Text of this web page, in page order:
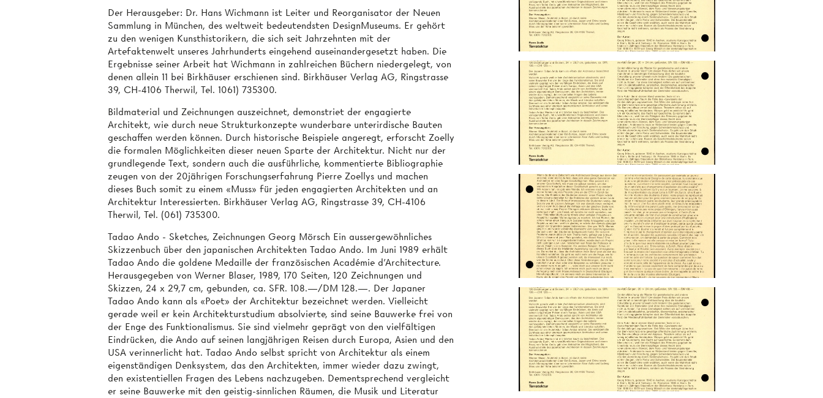
Der Herausgeber: Dr. Hans Wichmann ist Leiter und Reorganisator der Neuen
Sammlung in München, des weltweit bedeutendsten DesignMuseums. Er gehört
zu den wenigen Kunsthistorikern, die sich seit Jahrzehnten mit der
Artefaktenwelt unseres Jahrhunderts eingehend auseinandergesetzt haben. Die
Ergebnisse seiner Arbeit hat Wichmann in zahlreichen Büchern niedergelegt, von
denen allein 11 bei Birkhäuser erschienen sind. Birkhäuser Verlag AG, Ringstrasse
39, CH-4106 Therwil, Tel. 1061) 735300.
Bildmaterial und Zeichnungen auszeichnet, demonstriet der engagierte
Architekt, wie durch neue Strukturkonzepte wunderbare unterirdische Bauten
geschaffen werden können. Durch historische Beispiele angeregt, erforscht Zoelly
die formalen Möglichkeiten dieser neuen Sparte der Architektur. Nicht nur der
grundlegende Text, sondern auch die ausführliche, kommentierte Bibliographie
zeugen von der 20jährigen Forschungserfahrung Pierre Zoellys und machen
dieses Buch somit zu einem «Muss» für jeden engagierten Architekten und an
Architektur Interessierten. Birkhäuser Verlag AG, Ringstrasse 39, CH-4106
Therwil, Tel. (061) 735300.
Tadao Ando - Sketches, Zeichnungen Georg Mörsch Ein aussergewöhnliches
Skizzenbuch über den japanischen Architekten Tadao Ando. Im Juni 1989 erhält
Tadao Ando die goldene Medaille der französischen Académie d'Architecture.
Herausgegeben von Werner Blaser, 1989, 170 Seiten, 120 Zeichnungen und
Skizzen, 24 x 29,7 cm, gebunden, ca. SFR. 108.—/DM 128.—. Der Japaner
Tadao Ando kann als «Poet» der Architektur bezeichnet werden. Vielleicht
gerade weil er kein Architekturstudium absolvierte, sind seine Bauwerke frei von
der Enge des Funktionalismus. Sie sind vielmehr geprägt von den vielfältigen
Eindrücken, die Ando auf seinen langjährigen Reisen durch Europa, Asien und den
USA verinnerlicht hat. Tadao Ando selbst spricht von Architektur als einem
eigenständigen Denksystem, das den Architekten, immer wieder dazu zwingt,
den existentiellen Fragen des Lebens nachzugeben. Dementsprechend vergleicht
er seine Bauwerke mit den geistig-sinnlichen Räumen, die Musik und Literatur